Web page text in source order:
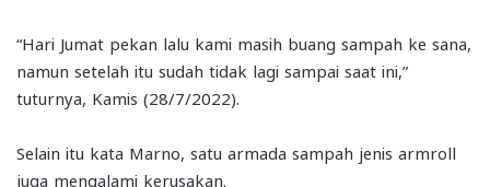
“Hari Jumat pekan lalu kami masih buang sampah ke sana,
namun setelah itu sudah tidak lagi sampai saat ini,”
tuturnya, Kamis (28/7/2022).
Selain itu kata Marno, satu armada sampah jenis armroll
juga mengalami kerusakan.